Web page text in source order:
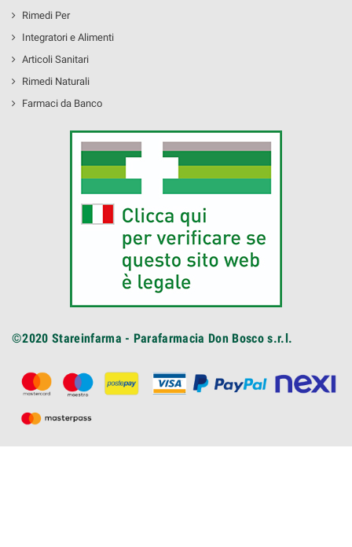
Rimedi Per
Integratori e Alimenti
Articoli Sanitari
Rimedi Naturali
Farmaci da Banco
©2020 Stareinfarma - Parafarmacia Don Bosco s.r.l.